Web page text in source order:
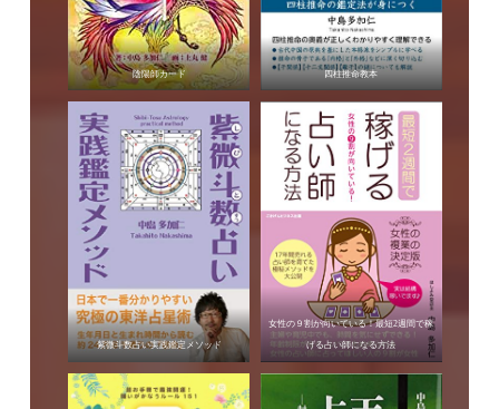
陰陽師カード 四柱推命教本
紫微斗数占い実践鑑定メソッド
女性の９割が向いている！最短2週間で稼
げる占い師になる方法